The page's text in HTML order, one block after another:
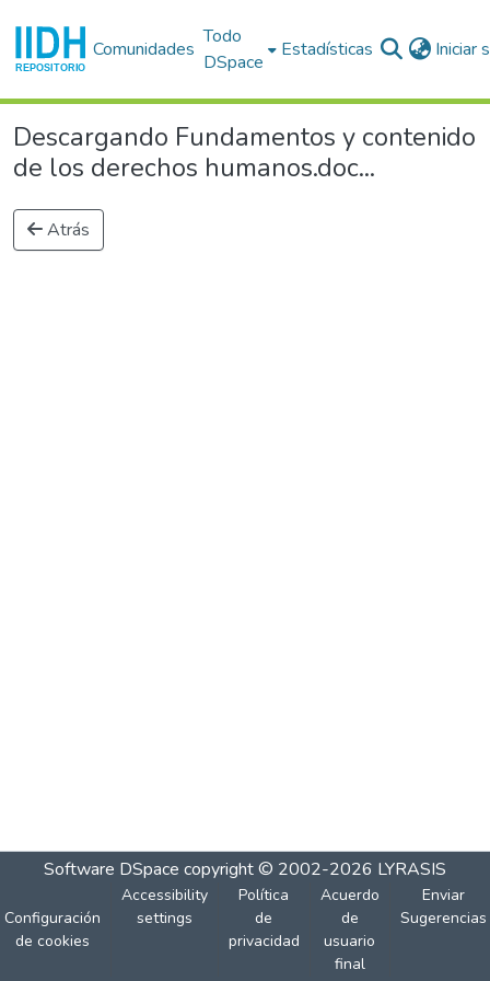
Comunidades
Todo
DSpace
Estadísticas Iniciar
Descargando Fundamentos y contenido
de los derechos humanos.doc...
Atrás
Software DSpace copyright © 2002-2026 LYRASIS
Configuración
de cookies
Accessibility
settings
Política
de
privacidad
Acuerdo
de
usuario
final
Enviar
Sugerencias